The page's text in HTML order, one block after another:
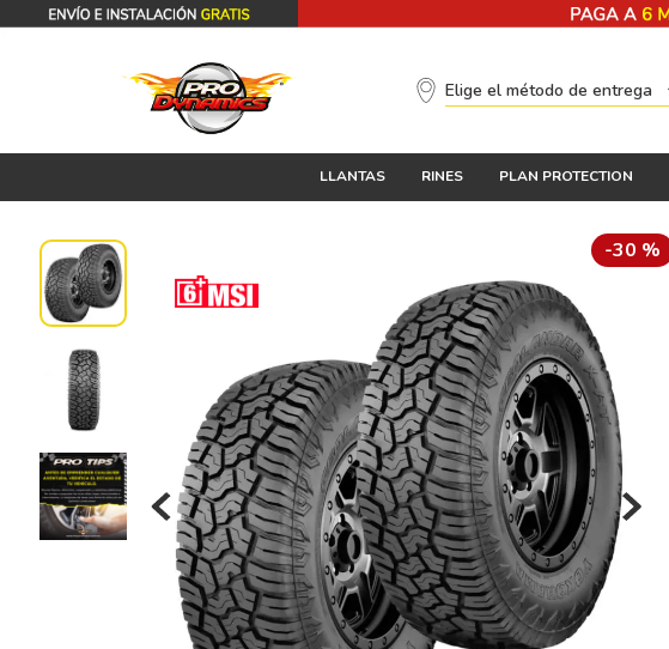
Elige el método de entrega
LLANTAS RINES PLAN PROTECTION
-30 %